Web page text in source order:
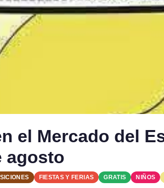
el Mercado del
agosto
FIESTAS Y FERIAS GRATIS NIÑOS